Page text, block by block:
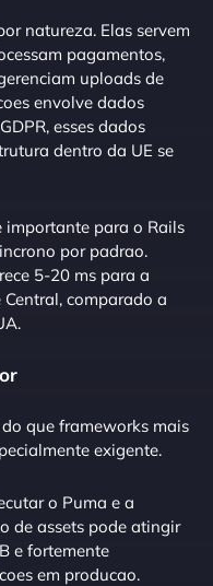
natureza. Elas servem
pagamentos,
uploads de
envolve dados
esses dados
dentro da UE se
importante para o Rails
por padrao.
5-20 ms para a
comparado a
que frameworks mais
exigente.
o Puma e a
de assets pode atingir
e fortemente
em producao.